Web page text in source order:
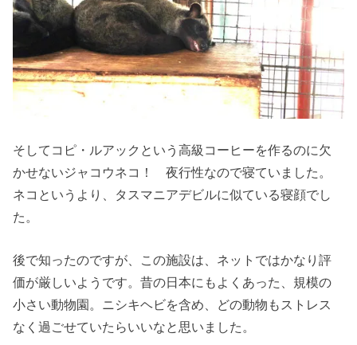
そしてコピ・ルアックという高級コーヒーを作るのに欠
かせないジャコウネコ！ 夜行性なので寝ていました。
ネコというより、タスマニアデビルに似ている寝顔でし
た。
後で知ったのですが、この施設は、ネットではかなり評
価が厳しいようです。昔の日本にもよくあった、規模の
小さい動物園。ニシキヘビを含め、どの動物もストレス
なく過ごせていたらいいなと思いました。